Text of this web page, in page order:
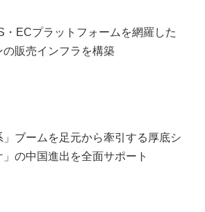
・ECプラットフォームを網羅した
の販売インフラを構築
」ブームを足元から牽引する厚底シ
」の中国進出を全面サポート